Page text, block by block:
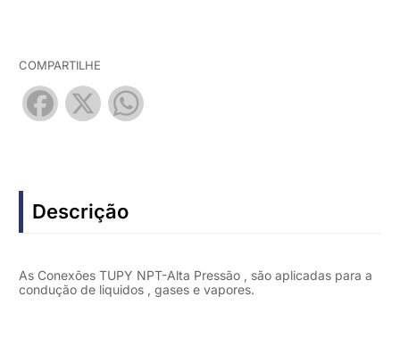
COMPARTILHE
Facebook
X
Descrição
As Conexões TUPY NPT-Alta Pressão , são aplicadas para a
condução de liquidos , gases e vapores.